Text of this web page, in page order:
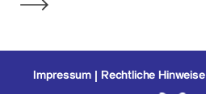
Impressum Rechtliche Hinweise